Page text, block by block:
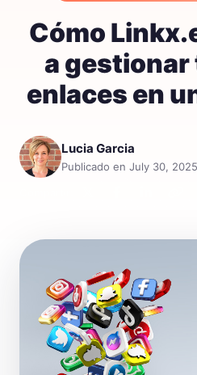
Cómo
a
enlaces en
Lucia Garcia
Publicado en July 30, 2025